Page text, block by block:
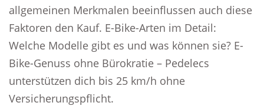
allgemeinen Merkmalen beeinflussen auch diese
Faktoren den Kauf. E-Bike-Arten im Detail:
Welche Modelle gibt es und was können sie? E-
Bike-Genuss ohne Bürokratie – Pedelecs
unterstützen dich bis 25 km/h ohne
Versicherungspflicht.